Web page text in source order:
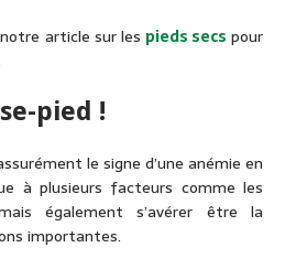
article sur les pieds secs pour
pied !
le signe d’une anémie en
à plusieurs facteurs comme les
également s’avérer être la
importantes.